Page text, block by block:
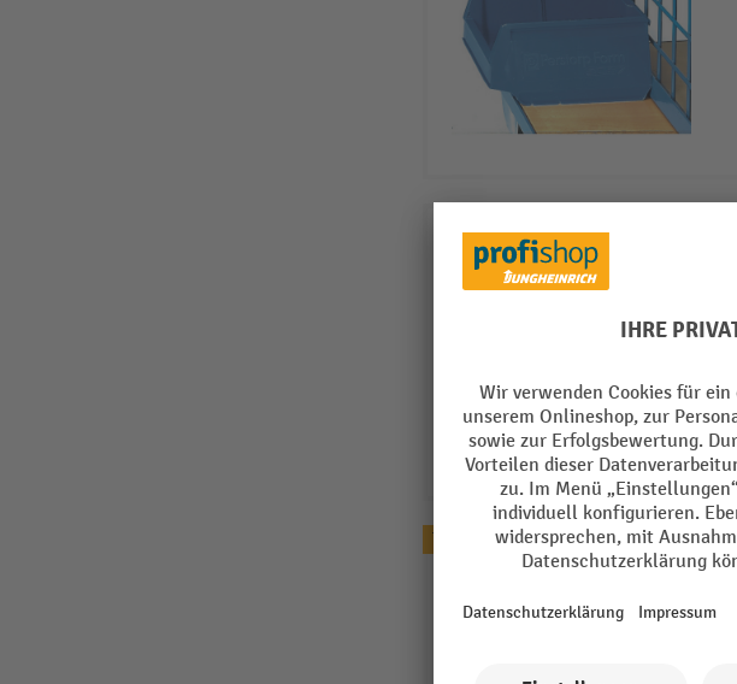
Topseller